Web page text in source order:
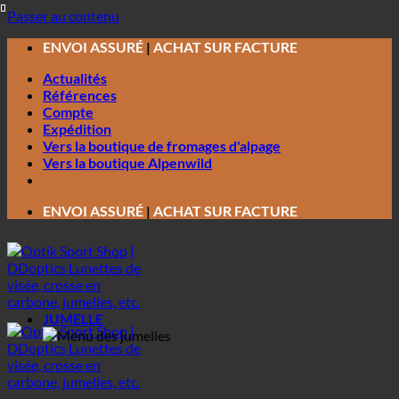
Passer au contenu
ENVOI ASSURÉ | ACHAT SUR FACTURE
Actualités
Références
Compte
Expédition
Vers la boutique de fromages d'alpage
Vers la boutique Alpenwild
ENVOI ASSURÉ | ACHAT SUR FACTURE
JUMELLE